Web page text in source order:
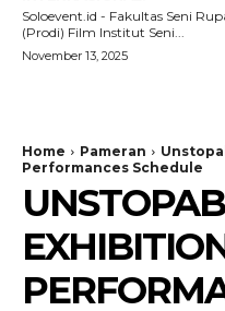
Soloevent.id - Fakultas Seni
(Prodi) Film Institut Seni...
November 13, 2025